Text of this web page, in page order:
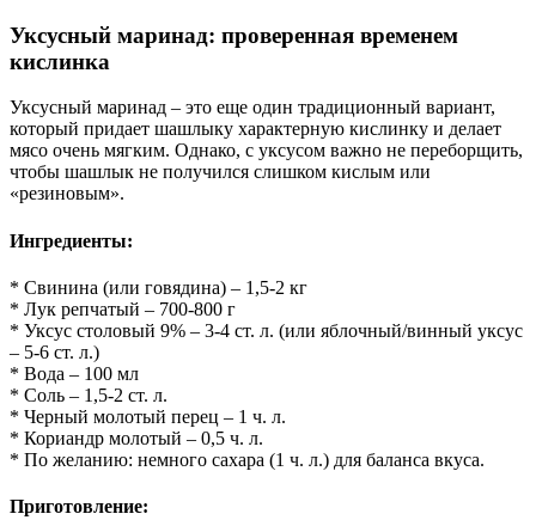
Уксусный маринад: проверенная временем
кислинка
Уксусный маринад – это еще один традиционный вариант,
который придает шашлыку характерную кислинку и делает
мясо очень мягким. Однако, с уксусом важно не переборщить,
чтобы шашлык не получился слишком кислым или
«резиновым».
Ингредиенты:
* Свинина (или говядина) – 1,5-2 кг
* Лук репчатый – 700-800 г
* Уксус столовый 9% – 3-4 ст. л. (или яблочный/винный уксус
– 5-6 ст. л.)
* Вода – 100 мл
* Соль – 1,5-2 ст. л.
* Черный молотый перец – 1 ч. л.
* Кориандр молотый – 0,5 ч. л.
* По желанию: немного сахара (1 ч. л.) для баланса вкуса.
Приготовление: